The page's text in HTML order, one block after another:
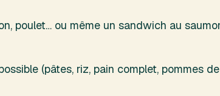
poulet… ou même un sandwich au
(pâtes, riz, pain complet, pommes